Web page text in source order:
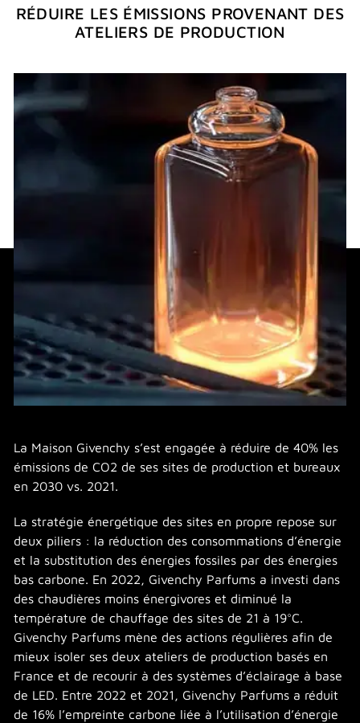
RÉDUIRE LES ÉMISSIONS PROVENANT DES
ATELIERS DE PRODUCTION
La Maison Givenchy s’est engagée à réduire de 40% les
émissions de CO2 de ses sites de production et bureaux
en 2030 vs. 2021.
La stratégie énergétique des sites en propre repose sur
deux piliers : la réduction des consommations d’énergie
et la substitution des énergies fossiles par des énergies
bas carbone. En 2022, Givenchy Parfums a investi dans
des chaudières moins énergivores et diminué la
température de chauffage des sites de 21 à 19°C.
Givenchy Parfums mène des actions régulières afin de
mieux isoler ses deux ateliers de production basés en
France et de recourir à des systèmes d’éclairage à base
de LED. Entre 2022 et 2021, Givenchy Parfums a réduit
de 16% l’empreinte carbone liée à l’utilisation d’énergie